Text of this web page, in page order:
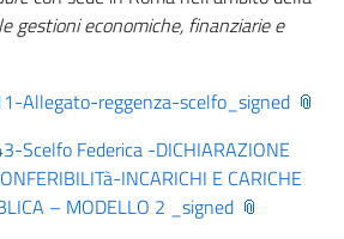
gestioni economiche, finanziarie e
Allegato-reggenza-scelfo_signed
Scelfo Federica -DICHIARAZIONE
INCARICHI E CARICHE
– MODELLO 2 _signed